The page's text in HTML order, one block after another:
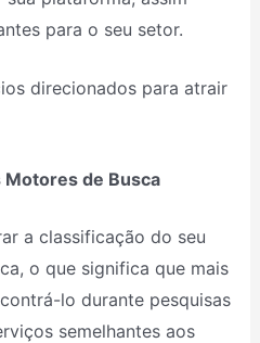
para o seu setor.
direcionados para atrair
de Busca
a classificação do seu
o que significa que mais
lo durante pesquisas
semelhantes aos